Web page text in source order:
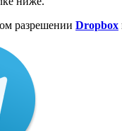
разрешении Dropbox